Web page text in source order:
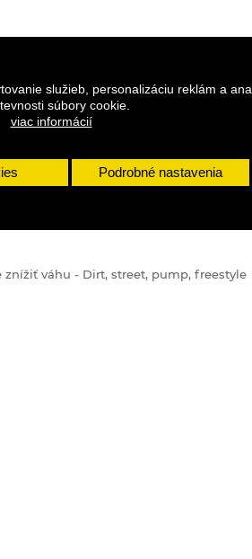
služieb, personalizáciu reklám a
súbory cookie.
viac informácií
Podrobné nastavenia
DETAILY
znížiť váhu - Dirt, street, pump, freestyle